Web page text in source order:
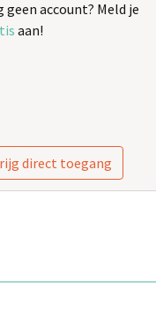
geen account? Meld je
aan!
direct toegang